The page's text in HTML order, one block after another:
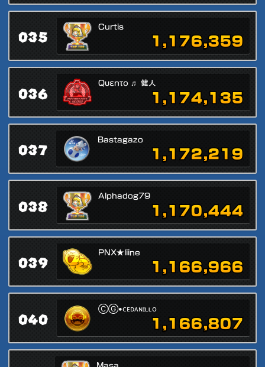
035
Curtis
1,176,359
036
Qυεnτο ♬ 健人
1,174,135
037
Bastagazo
1,172,219
038
Alphadog79
1,170,444
039
PNX★liine
1,166,966
040
ⒸⒼ•ᴄᴇᴅᴀɴɪʟʟᴏ
1,166,807
Masa